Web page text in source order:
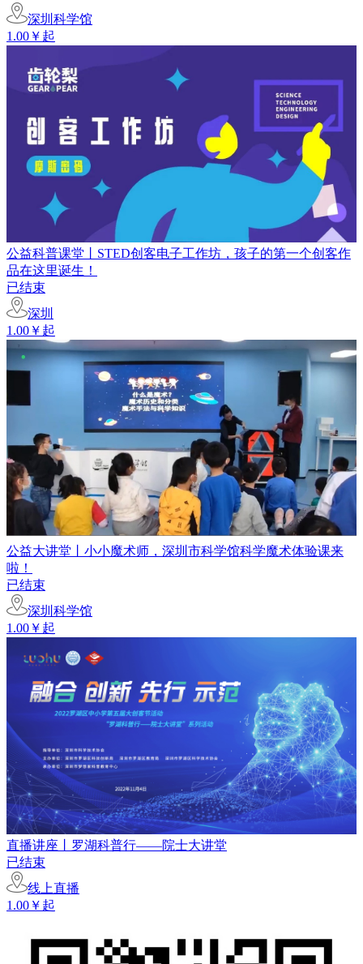
深圳科学馆
1.00￥起
公益科普课堂丨STED创客电子工作坊，孩子的第一个创客作
品在这里诞生！
已结束
深圳
1.00￥起
公益大讲堂丨小小魔术师，深圳市科学馆科学魔术体验课来
啦！
已结束
深圳科学馆
1.00￥起
直播讲座丨罗湖科普行——院士大讲堂
已结束
线上直播
1.00￥起